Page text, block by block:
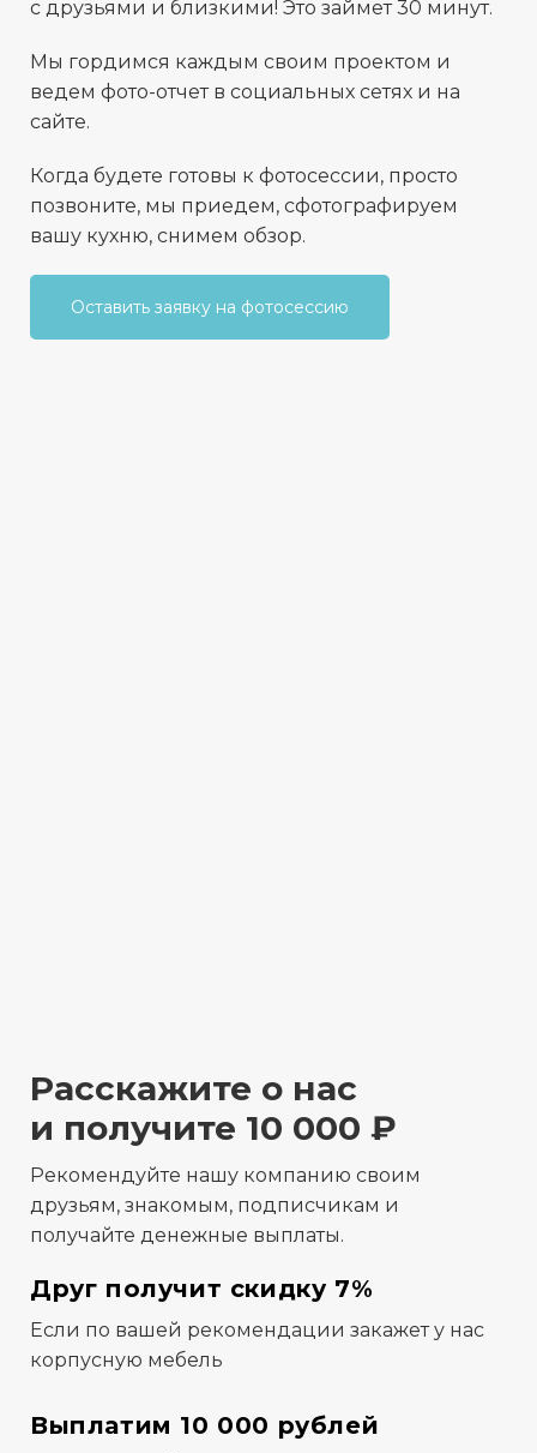
с друзьями и близкими! Это займет 30 минут.
Мы гордимся каждым своим проектом и
ведем фото-отчет в социальных сетях и на
сайте.
Когда будете готовы к фотосессии, просто
позвоните, мы приедем, сфотографируем
вашу кухню, снимем обзор.
Оставить заявку на фотосессию
Расскажите о нас
и получите 10 000 ₽
Рекомендуйте нашу компанию своим
друзьям, знакомым, подписчикам и
получайте денежные выплаты.
Друг получит скидку 7%
Если по вашей рекомендации закажет у нас
корпусную мебель
Выплатим 10 000 рублей